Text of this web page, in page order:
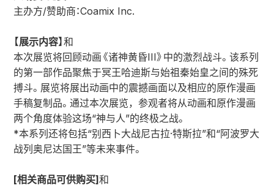
主办方/赞助商：Coamix Inc.
【展示内容】 和
本次展览将回顾动画《诸神黄昏III》中的激烈战斗。该系列
的第一部作品聚焦于冥王哈迪斯与始祖秦始皇之间的殊死
搏斗。展览将展出动画中的震撼画面以及相应的原作漫画
手稿复制品。通过本次展览，参观者将从动画和原作漫画
两个角度体验这场“神与人”的终极之战。
*本系列还将包括“别西卜大战尼古拉·特斯拉”和“阿波罗大
战列奥尼达国王”等未来事件。
[相关商品可供购买]和